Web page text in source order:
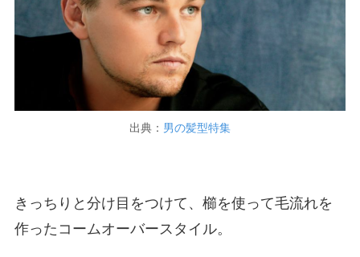
出典： 男の髪型特集
きっちりと分け目をつけて、櫛を使って毛流れを
作ったコームオーバースタイル。